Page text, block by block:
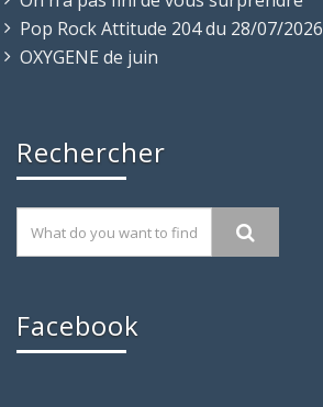
Pop Rock Attitude 204 du 28/07/2026
OXYGENE de juin
Rechercher
Facebook